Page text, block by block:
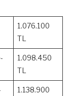
1.076.100
TL
1.098.450
TL
1.138.900